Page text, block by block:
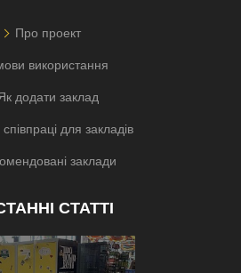
Про проект
використання
додати заклад
для закладів
заклади
СТАТТІ